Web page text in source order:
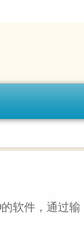
软件，通过输